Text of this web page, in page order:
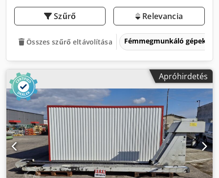
Szűrő Relevancia
Összes szűrő eltávolítása Fémmegmunkáló gépek és
Apróhirdetés